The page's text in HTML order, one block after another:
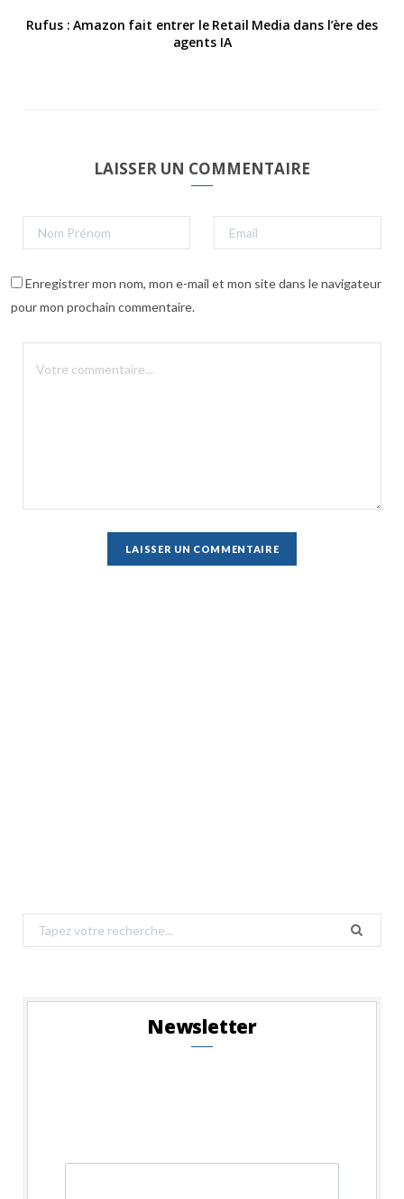
Rufus : Amazon fait entrer le Retail Media dans l’ère des
agents IA
LAISSER UN COMMENTAIRE
Enregistrer mon nom, mon e-mail et mon site dans le navigateur
pour mon prochain commentaire.
Search
for:
Newsletter